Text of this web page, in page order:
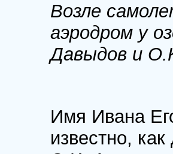
Возле
аэродром у
Давыдов и
Имя Ивана
известно,